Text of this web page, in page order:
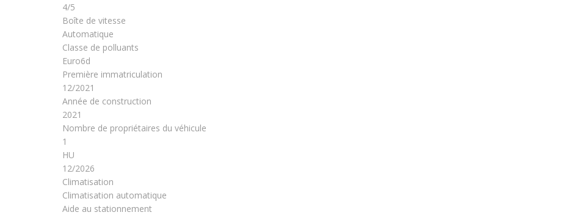
4/5
Boîte de vitesse
Automatique
Classe de polluants
Euro6d
Première immatriculation
12/2021
Année de construction
2021
Nombre de propriétaires du véhicule
1
HU
12/2026
Climatisation
Climatisation automatique
Aide au stationnement